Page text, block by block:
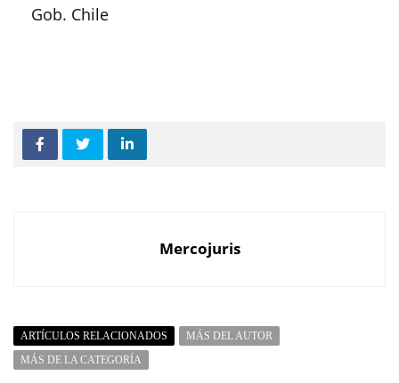
Gob. Chile
Mercojuris
ARTÍCULOS RELACIONADOS
MÁS DEL AUTOR
MÁS DE LA CATEGORÍA